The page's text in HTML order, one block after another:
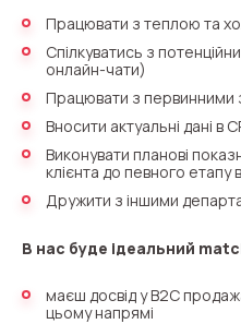
Працювати з теплою та
Спілкуватись з
онлайн-чати)
Працювати з первинними
Вносити актуальні дані в
Виконувати планові
клієнта до певного етапу
Дружити з іншими
В нас буде ідеальний
маєш досвід у B2С
цьому напрямі